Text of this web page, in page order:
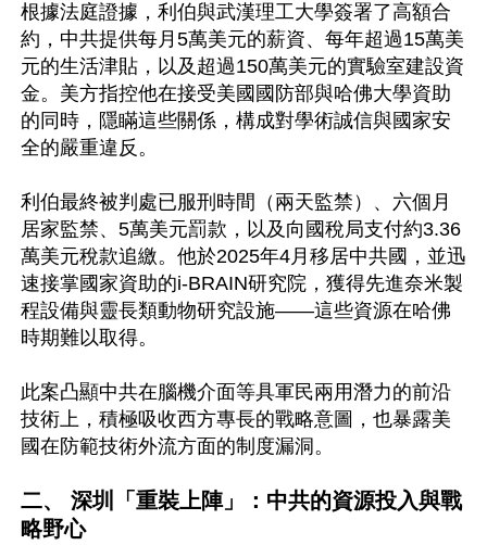
根據法庭證據，利伯與武漢理工大學簽署了高額合
約，中共提供每月5萬美元的薪資、每年超過15萬美
元的生活津貼，以及超過150萬美元的實驗室建設資
金。美方指控他在接受美國國防部與哈佛大學資助
的同時，隱瞞這些關係，構成對學術誠信與國家安
全的嚴重違反。
利伯最終被判處已服刑時間（兩天監禁）、六個月
居家監禁、5萬美元罰款，以及向國稅局支付約3.36
萬美元稅款追繳。他於2025年4月移居中共國，並迅
速接掌國家資助的i-BRAIN研究院，獲得先進奈米製
程設備與靈長類動物研究設施——這些資源在哈佛
時期難以取得。
此案凸顯中共在腦機介面等具軍民兩用潛力的前沿
技術上，積極吸收西方專長的戰略意圖，也暴露美
國在防範技術外流方面的制度漏洞。
二、 深圳「重裝上陣」：中共的資源投入與戰
略野心